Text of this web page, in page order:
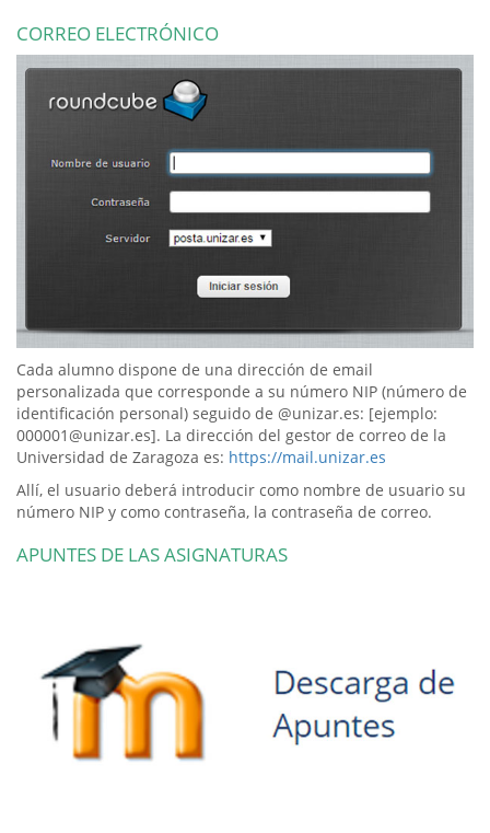
CORREO ELECTRÓNICO
Cada alumno dispone de una dirección de email
personalizada que corresponde a su número NIP (número de
identificación personal) seguido de @unizar.es: [ejemplo:
000001@unizar.es]. La dirección del gestor de correo de la
Universidad de Zaragoza es: https://mail.unizar.es
Allí, el usuario deberá introducir como nombre de usuario su
número NIP y como contraseña, la contraseña de correo.
APUNTES DE LAS ASIGNATURAS